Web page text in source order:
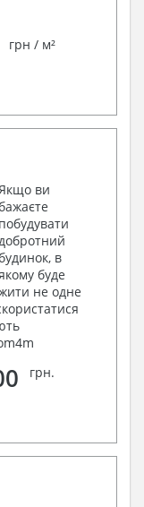
грн / м²
ви
побудувати
в
буде
не одне
грн.